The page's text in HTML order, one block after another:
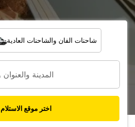
شاحنات الفان والشاحنات العادية
اختر موقع الاستلام